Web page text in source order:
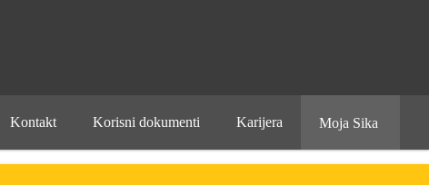
Kontakt Korisni dokumenti Karijera Moja Sika